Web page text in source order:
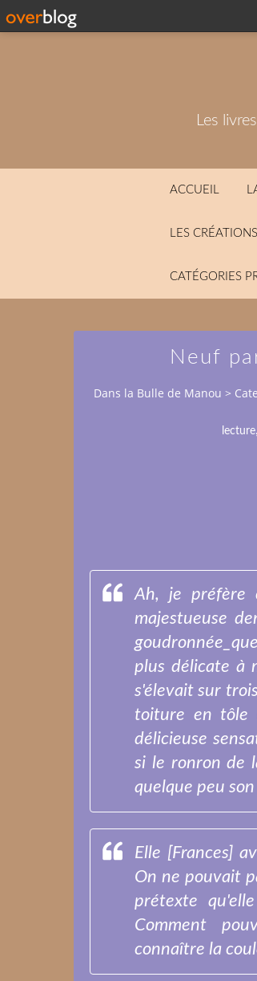
Les
ACCUEIL
LES
CATÉGORIES
Neuf
Dans la Bulle de Manou >
lecture,
Ah, je préfère
majestueuse
plus délicate à
s'élevait sur
toiture en tôle
délicieuse
si le ronron de
quelque peu
Elle [Frances]
On ne pouvait
prétexte
Comment
connaître la